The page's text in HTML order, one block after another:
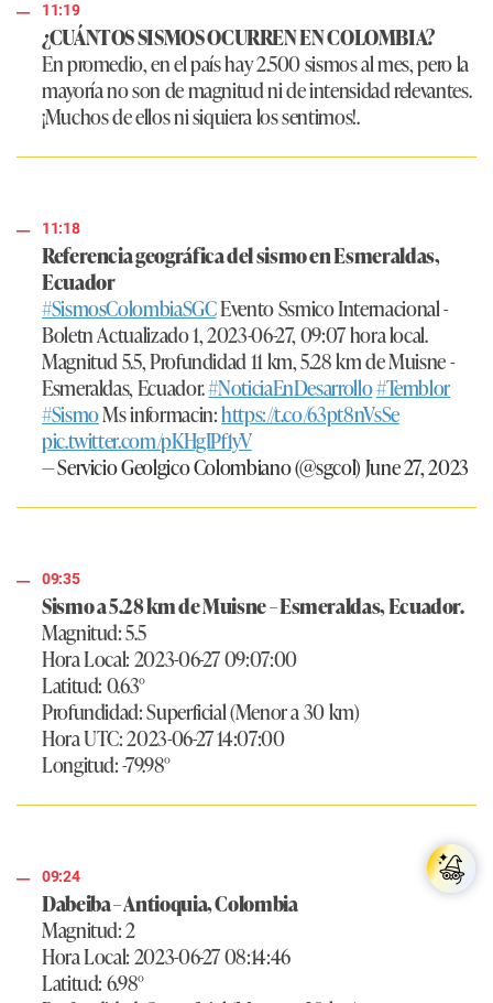
11:19
¿CUÁNTOS SISMOS OCURREN EN COLOMBIA?
En promedio, en el país hay 2.500 sismos al mes, pero la
mayoría no son de magnitud ni de intensidad relevantes.
¡Muchos de ellos ni siquiera los sentimos!.
11:18
Referencia geográfica del sismo en Esmeraldas,
Ecuador
#SismosColombiaSGCEvento Ssmico Internacional -
Boletn Actualizado 1, 2023-06-27, 09:07 hora local.
Magnitud 5.5, Profundidad 11 km, 5.28 km de Muisne -
Esmeraldas, Ecuador.#NoticiaEnDesarrollo#Temblor
#SismoMs informacin:https://t.co/63pt8nVsSe
pic.twitter.com/pKHgIPf1yV
— Servicio Geolgico Colombiano (@sgcol)June 27, 2023
09:35
Sismo a 5.28 km de Muisne – Esmeraldas, Ecuador.
Magnitud: 5.5
Hora Local: 2023-06-27 09:07:00
Latitud: 0.63°
Profundidad: Superficial (Menor a 30 km)
Hora UTC: 2023-06-27 14:07:00
Longitud: -79.98°
09:24
Dabeiba – Antioquia, Colombia
Magnitud: 2
Hora Local: 2023-06-27 08:14:46
Latitud: 6.98°